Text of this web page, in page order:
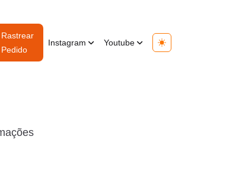
Toggle theme
Rastrear
Pedido
Instagram Youtube